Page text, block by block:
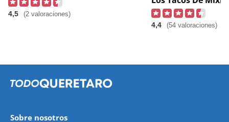
4,5 (2 valoraciones)
4,4 (54 valoraciones)
Sobre nosotros